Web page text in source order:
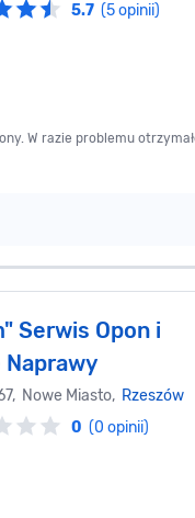
5.7 (5 opinii)
W razie problemu
Serwis Opon i
Nowe Miasto, Rzeszów
0 (0 opinii)